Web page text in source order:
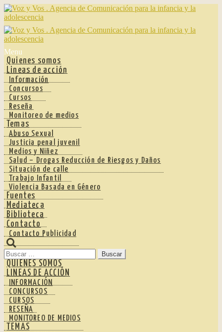
Ir
a
la
navegación
Ir
al
contenido
Menu
Quienes somos
Lineas de acción
Información
Concursos
Cursos
Reseña
Monitoreo de medios
Temas
Abuso Sexual
Justicia penal juvenil
Medios y Niñez
Salud – Drogas Reducción de Riesgos y Daños
Situación de calle
Trabajo Infantil
Violencia Basada en Género
Fuentes
Mediateca
Biblioteca
Contacto
Contacto Publicidad
Buscar:
QUIENES SOMOS
LINEAS DE ACCIÓN
INFORMACIÓN
CONCURSOS
CURSOS
RESEÑA
MONITOREO DE MEDIOS
TEMAS